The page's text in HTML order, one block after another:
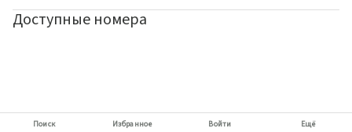
Доступные номера
Поиск Избранное Войти Ещё